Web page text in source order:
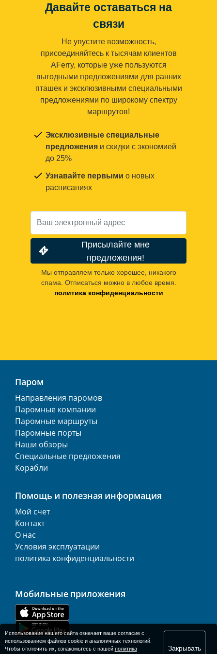
Давайте оставаться на
связи
Не упустите возможность,
присоединяйтесь к тысячам клиентов
AFerry, которые уже пользуются
выгодными предложениями для ранних
пташек и эксклюзивными специальными
предложениями по широкому спектру
маршрутов!
Эксклюзивные специальные
предложения и скидки с экономией
до 25%
Узнавайте первыми о новых
расписаниях
Присылайте мне
предложения!
Мы отправляем только хорошее, никакого
спама. Отписаться можно в любое время.
политика конфиденциальности
Паром
Направления паромов
Паромные компании
Паромные маршруты
Паромные порты
Наши обзоры
Специальные предложения
Корабли
Помощь и полезная информация
Мой счет
Контакт
О нас
Условия эксплуатации
политика конфиденциальности
Мобильные приложения
Использование нашего сайта означает ваше согласие с
использованием файлов cookie и аналогичных технологий.
Чтобы отключить их, ознакомьтесь с нашей политика
Закрывать